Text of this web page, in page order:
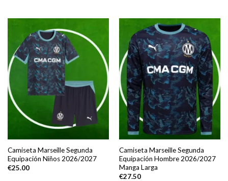
Camiseta Marseille Segunda
Equipación Niños 2026/2027
€25.00
Camiseta Marseille Segunda
Equipación Hombre 2026/2027
Manga Larga
€27.50